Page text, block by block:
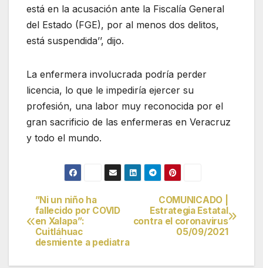
está en la acusación ante la Fiscalía General
del Estado (FGE), por al menos dos delitos,
está suspendida’’, dijo.
La enfermera involucrada podría perder
licencia, lo que le impediría ejercer su
profesión, una labor muy reconocida por el
gran sacrificio de las enfermeras en Veracruz
y todo el mundo.
Navegación
de
entradas
COMUNICADO |
Estrategia Estatal
contra el coronavirus
05/09/2021
”Ni un niño ha
fallecido por COVID
en Xalapa”:
Cuitláhuac
desmiente a pediatra